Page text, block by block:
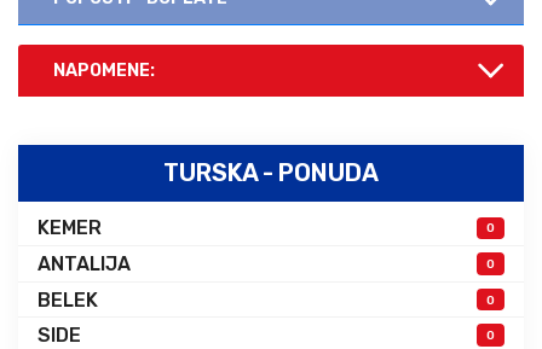
NAPOMENE:
TURSKA - PONUDA
KEMER 0
ANTALIJA 0
BELEK 0
SIDE 0